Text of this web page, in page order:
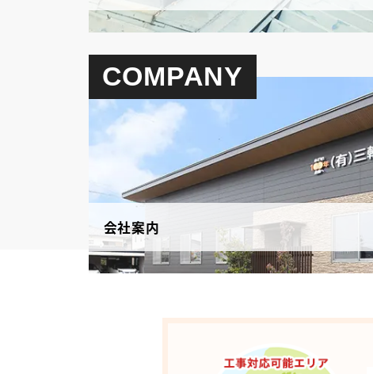
COMPANY
会社案内